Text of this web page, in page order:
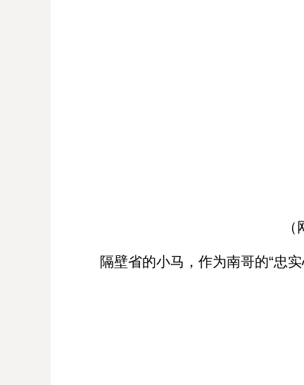
隔壁省的小马，作为南哥的“忠